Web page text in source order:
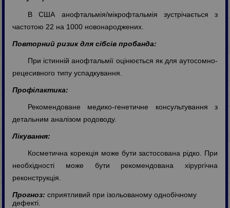
В США анофтальмія/мікрофтальмія зустрічається з
частотою 22 на 1000 новонароджених.
Повторний ризик для сібсів пробанда:
При істинній анофтальмії оцінюється як для аутосомно-
рецесивного типу успадкування.
Профілактика:
Рекомендоване медико-генетичне консультування з
детальним аналізом родоводу.
Лікування:
Косметична корекція може бути застосована рідко. При
необхідності може бути рекомендована хірургічна
реконструкція.
Прогноз: сприятливий при ізольованому однобічному
дефекті.